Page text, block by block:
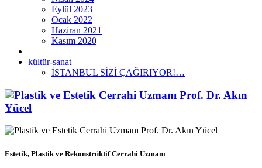
Eylül 2023
Ocak 2022
Haziran 2021
Kasım 2020
|
kültür-sanat
İSTANBUL SİZİ ÇAĞIRIYOR!…
Estetik, Plastik ve Rekonstrüktif Cerrahi Uzmanı